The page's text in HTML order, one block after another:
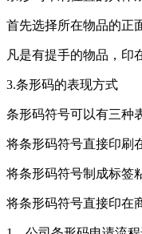
首先选择所在物品的正
凡是有提手的物品，印
3.条形码的表现方式
条形码符号可以有三种
将条形码符号直接印刷
将条形码符号制成标签
将条形码符号直接印在